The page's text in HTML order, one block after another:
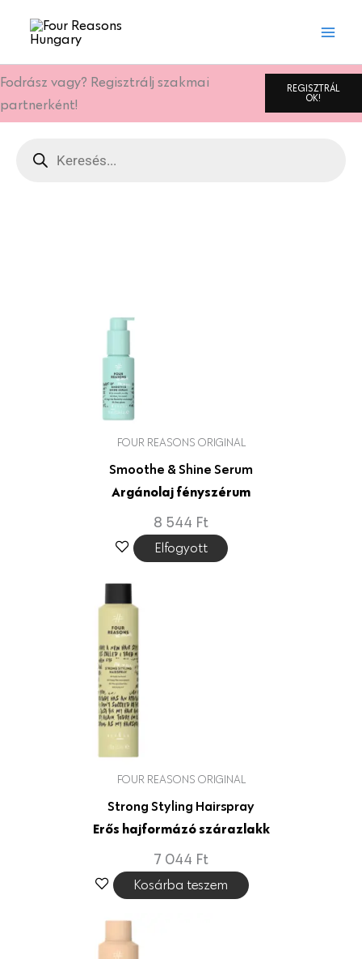
Fodrász vagy? Regisztrálj szakmai
partnerként!
REGISZTRÁL
OK!
search
FOUR REASONS ORIGINAL
Smoothe & Shine Serum
Argánolaj fényszérum
8 544 Ft
Elfogyott
FOUR REASONS ORIGINAL
Strong Styling Hairspray
Erős hajformázó szárazlakk
7 044 Ft
Kosárba teszem